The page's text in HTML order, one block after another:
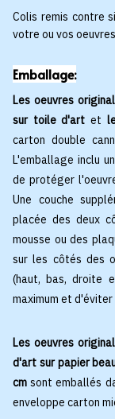
Colis remis contre
votre ou vos
Emballage:
Les oeuvres
sur toile d'art et
carton double
L'emballage inclu
de protéger
Une couche
placée des deux
mousse ou des
sur les côtés des
(haut, bas, droite
maximum et
Les oeuvres
d'art sur papier
cmsont emballés
enveloppe carton